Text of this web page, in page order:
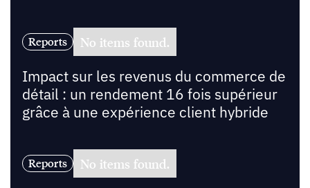
Reports No items found.
Impact sur les revenus du commerce de
détail : un rendement 16 fois supérieur
grâce à une expérience client hybride
Reports No items found.